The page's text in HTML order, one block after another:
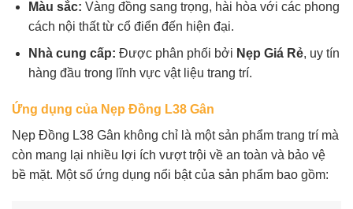
Màu sắc: Vàng đồng sang trọng, hài hòa với các phong
cách nội thất từ cổ điển đến hiện đại.
Nhà cung cấp: Được phân phối bởi Nẹp Giá Rẻ, uy tín
hàng đầu trong lĩnh vực vật liệu trang trí.
Ứng dụng của Nẹp Đồng L38 Gân
Nẹp Đồng L38 Gân không chỉ là một sản phẩm trang trí mà
còn mang lại nhiều lợi ích vượt trội về an toàn và bảo vệ
bề mặt. Một số ứng dụng nổi bật của sản phẩm bao gồm: